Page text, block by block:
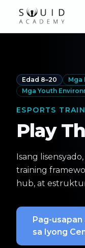
Edad 8–20 Mga
Mga Youth
ESPORTS
Play
Isang
training
hub, at
Pag-usapan
sa Iyong